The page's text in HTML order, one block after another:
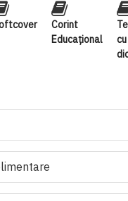
Corint
Educaţional
cu